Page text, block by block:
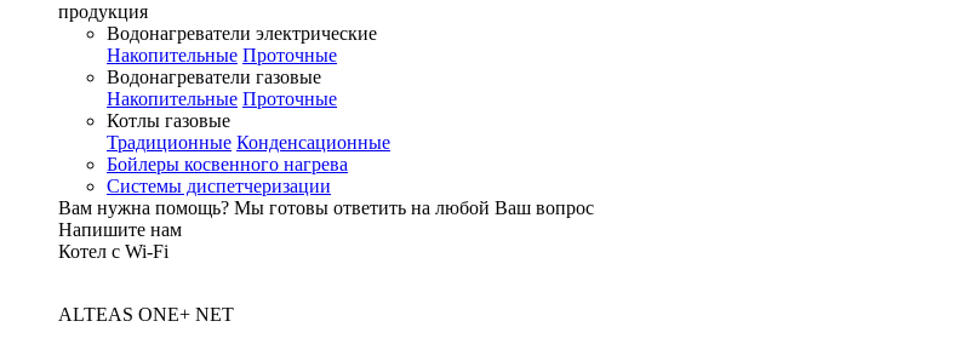
продукция
Водонагреватели электрические
Накопительные Проточные
Водонагреватели газовые
Накопительные Проточные
Котлы газовые
Традиционные Конденсационные
Бойлеры косвенного нагрева
Системы диспетчеризации
Вам нужна помощь? Мы готовы ответить на любой Ваш вопрос
Напишите нам
Котел с Wi-Fi
ALTEAS ONE+ NET